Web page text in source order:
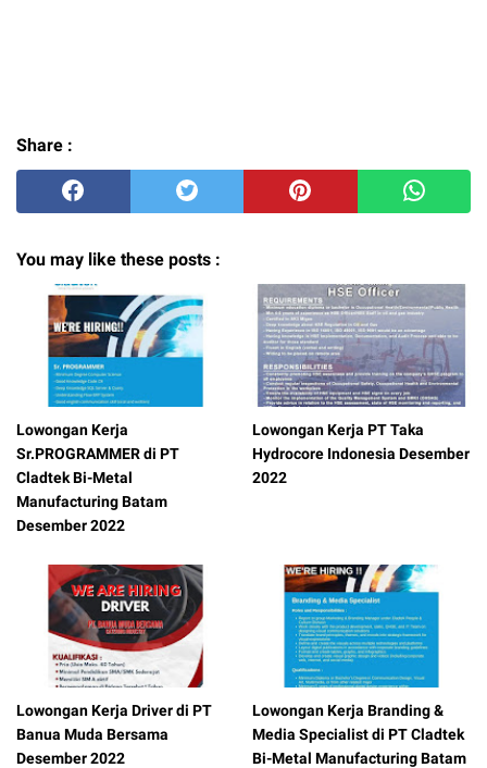
Share :
You may like these posts :
Lowongan Kerja
Sr.PROGRAMMER di PT
Cladtek Bi-Metal
Manufacturing Batam
Desember 2022
Lowongan Kerja PT Taka
Hydrocore Indonesia Desember
2022
Lowongan Kerja Driver di PT
Banua Muda Bersama
Desember 2022
Lowongan Kerja Branding &
Media Specialist di PT Cladtek
Bi-Metal Manufacturing Batam